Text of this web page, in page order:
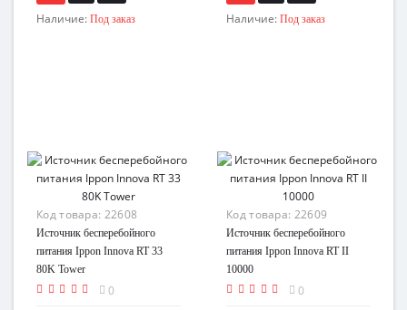
Наличие: Под заказ Наличие: Под заказ
Код товара: 22608
Источник бесперебойного
питания Ippon Innova RT 33
80K Tower
0
Код товара: 22609
Источник бесперебойного
питания Ippon Innova RT II
10000
0